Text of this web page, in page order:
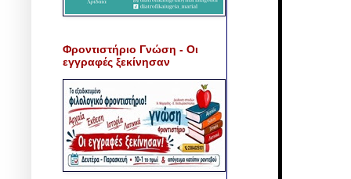
Φροντιστήριο Γνώση - Οι
εγγραφές ξεκίνησαν